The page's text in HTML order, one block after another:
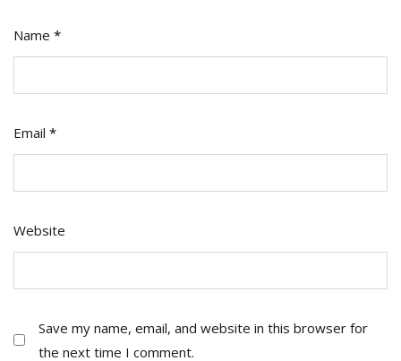
Name *
Email *
Website
Save my name, email, and website in this browser for
the next time I comment.